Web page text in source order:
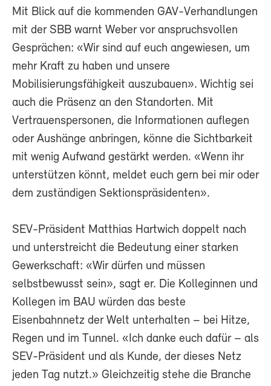
Mit Blick auf die kommenden GAV-Verhandlungen
mit der SBB warnt Weber vor anspruchsvollen
Gesprächen: «Wir sind auf euch angewiesen, um
mehr Kraft zu haben und unsere
Mobilisierungsfähigkeit auszubauen». Wichtig sei
auch die Präsenz an den Standorten. Mit
Vertrauenspersonen, die Informationen auflegen
oder Aushänge anbringen, könne die Sichtbarkeit
mit wenig Aufwand gestärkt werden. «Wenn ihr
unterstützen könnt, meldet euch gern bei mir oder
dem zuständigen Sektionspräsidenten».
SEV-Präsident Matthias Hartwich doppelt nach
und unterstreicht die Bedeutung einer starken
Gewerkschaft: «Wir dürfen und müssen
selbstbewusst sein», sagt er. Die Kolleginnen und
Kollegen im BAU würden das beste
Eisenbahnnetz der Welt unterhalten – bei Hitze,
Regen und im Tunnel. «Ich danke euch dafür – als
SEV-Präsident und als Kunde, der dieses Netz
jeden Tag nutzt.» Gleichzeitig stehe die Branche